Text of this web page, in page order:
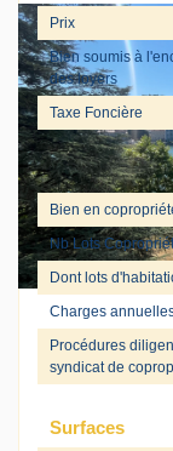
Prix
Bien soumis à
des loyers
Taxe Foncière
Copropriété
Bien en
Nb Lots
Dont lots
Charges
Procédures
syndicat de
Surfaces